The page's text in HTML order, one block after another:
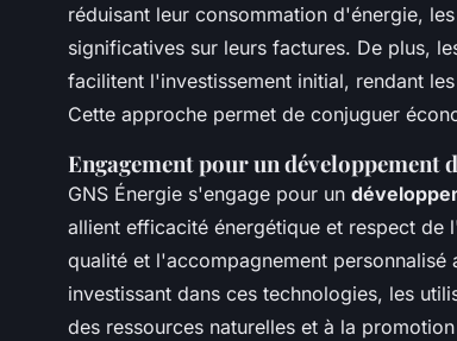
réduisant leur consommation d'énergie,
significatives sur leurs factures. De plus,
facilitent l'investissement initial, rendant
Cette approche permet de conjuguer
Engagement pour un développement
GNS Énergie s'engage pour un
allient efficacité énergétique et respect de
qualité et l'accompagnement
investissant dans ces technologies, les
des ressources naturelles et à la